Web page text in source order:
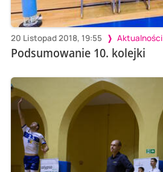
20 Listopad 2018, 19:55 Aktualności
Podsumowanie 10. kolejki